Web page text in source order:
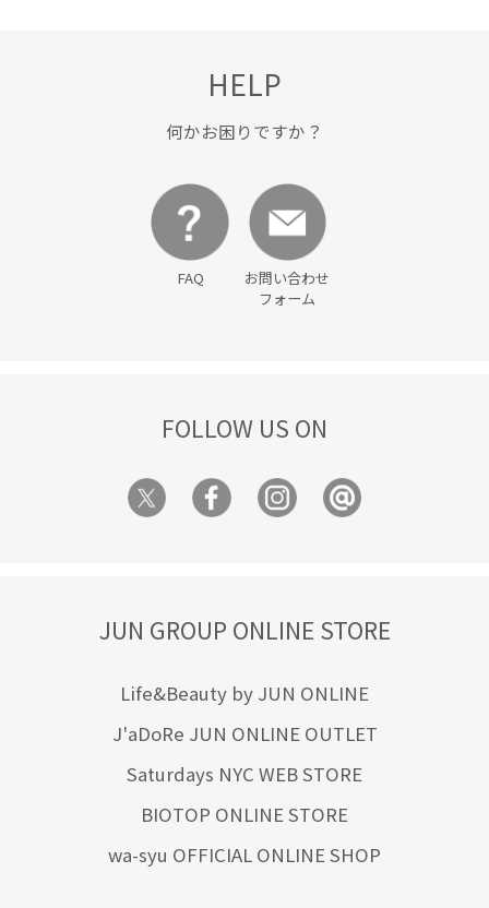
HELP
何かお困りですか？
FAQ
お問い合わせ
フォーム
FOLLOW US ON
JUN GROUP ONLINE STORE
Life&Beauty by JUN ONLINE
J'aDoRe JUN ONLINE OUTLET
Saturdays NYC WEB STORE
BIOTOP ONLINE STORE
wa-syu OFFICIAL ONLINE SHOP